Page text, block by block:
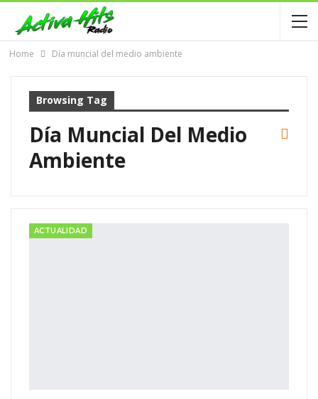
Home Día muncial del medio ambiente
Browsing Tag
Día Muncial Del Medio
Ambiente
ACTUALIDAD